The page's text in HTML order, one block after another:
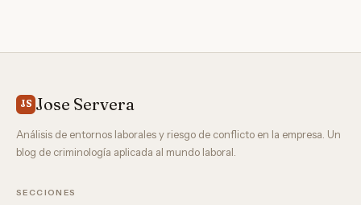
JS Jose Servera
Análisis de entornos laborales y riesgo de conflicto en la empresa. Un
blog de criminología aplicada al mundo laboral.
SECCIONES